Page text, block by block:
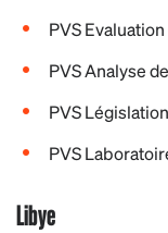
PVS
PVS Analyse
PVS
PVS
Libye